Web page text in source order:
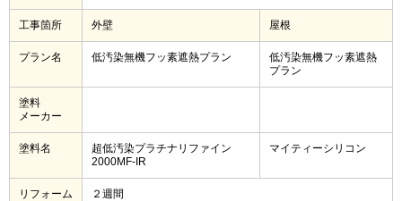
工事箇所 外壁 屋根
プラン名 低汚染無機フッ素遮熱プラン
低汚染無機フッ素遮熱
プラン
塗料
メーカー
塗料名
超低汚染プラチナリファイン
2000MF-IR
マイティーシリコン
リフォーム
２週間